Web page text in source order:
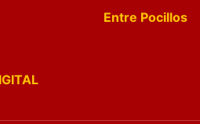
Entre Pocillos